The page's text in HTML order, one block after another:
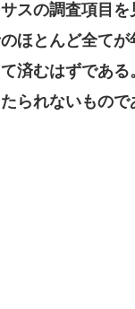
スの調査項目
ほとんど全て
済むはずであ
られないもので